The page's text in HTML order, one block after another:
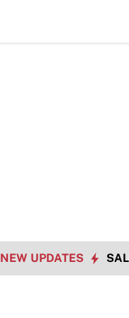
Data Sosial
NEW UPDATES